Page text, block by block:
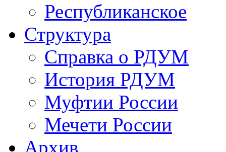
Республиканское
Структура
Справка о РДУМ
История РДУМ
Муфтии России
Мечети России
Архив